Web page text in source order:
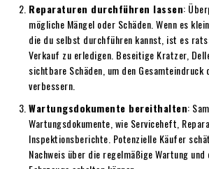
Reparaturen durchführen lassen:
mögliche Mängel oder Schäden. Wenn es
die du selbst durchführen kannst, ist es
Verkauf zu erledigen. Beseitige Kratzer,
sichtbare Schäden, um den Gesamteindruck
verbessern.
Wartungsdokumente bereithalten:
Wartungsdokumente, wie Serviceheft,
Inspektionsberichte. Potenzielle Käufer
Nachweis über die regelmäßige Wartung